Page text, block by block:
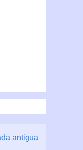
antigua